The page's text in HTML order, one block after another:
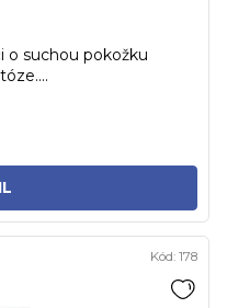
o suchou pokožku
Kód: 178